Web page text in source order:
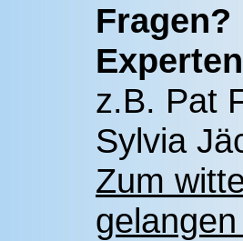
z.B. Pat
Sylvia
Zum